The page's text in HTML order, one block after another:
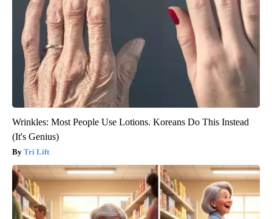
Wrinkles: Most People Use Lotions. Koreans Do This Instead
(It's Genius)
Tri Lift